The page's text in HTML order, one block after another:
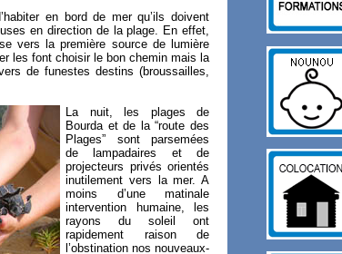
en bord de mer qu’ils doivent
en direction de la plage. En effet,
vers la première source de lumière
les font choisir le bon chemin mais la
de funestes destins (broussailles,
La nuit, les plages de
Bourda et de la “route des
Plages” sont parsemées
de lampadaires et de
projecteurs privés orientés
inutilement vers la mer. A
moins d’une matinale
intervention humaine, les
rayons du soleil ont
rapidement raison de
l’obstination nos nouveaux-